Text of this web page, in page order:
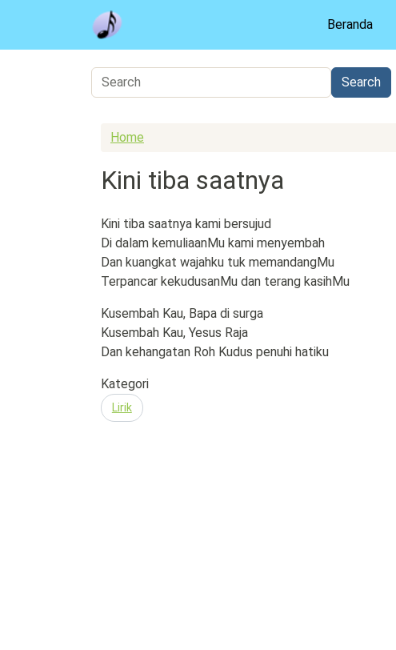
Skip to main content
Beranda
Home
Kini tiba saatnya
Kini tiba saatnya kami bersujud
Di dalam kemuliaanMu kami menyembah
Dan kuangkat wajahku tuk memandangMu
Terpancar kekudusanMu dan terang kasihMu
Kusembah Kau, Bapa di surga
Kusembah Kau, Yesus Raja
Dan kehangatan Roh Kudus penuhi hatiku
Kategori
Lirik